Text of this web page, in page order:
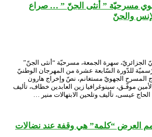
مسرحيّة ” أنثى الجنّ ” … صراع
والجنّ
الجزائريّ، سهرة الجمعة، مسرحيّة “أنثى الجنّ”
للدّورة السّابعة عشرة من المهرجان الوطنيّ
المسرح الجهويّ مستغانم، نصّ وإخراج هارون
موفّـق، سينوغرافيا زين العابدين خطاف، تأليف
عيسى، تأليف وتلحين الابتهالات منير …
العرض “كلمة” هي وقفة عند نضالات